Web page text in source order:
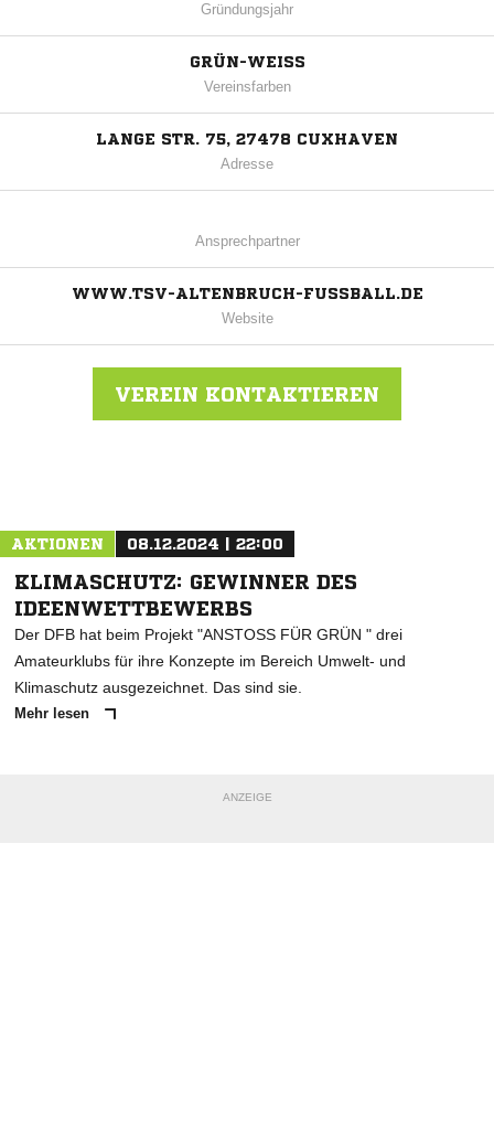
Gründungsjahr
GRÜN-WEISS
Vereinsfarben
LANGE STR. 75, 27478 CUXHAVEN
Adresse
Ansprechpartner
WWW.TSV-ALTENBRUCH-FUSSBALL.DE
Website
VEREIN KONTAKTIEREN
AKTIONEN 08.12.2024 | 22:00
KLIMASCHUTZ: GEWINNER DES
IDEENWETTBEWERBS
Der DFB hat beim Projekt "ANSTOSS FÜR GRÜN " drei
Amateurklubs für ihre Konzepte im Bereich Umwelt- und
Klimaschutz ausgezeichnet. Das sind sie.
Mehr lesen
ANZEIGE